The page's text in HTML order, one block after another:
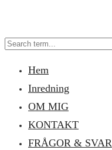
Hem
Inredning
OM MIG
KONTAKT
FRÅGOR & SVAR